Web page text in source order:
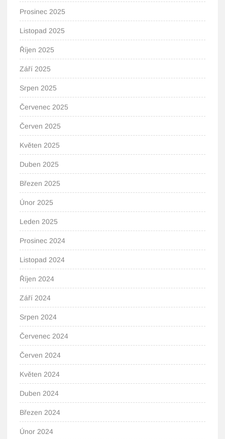
Prosinec 2025
Listopad 2025
Říjen 2025
Září 2025
Srpen 2025
Červenec 2025
Červen 2025
Květen 2025
Duben 2025
Březen 2025
Únor 2025
Leden 2025
Prosinec 2024
Listopad 2024
Říjen 2024
Září 2024
Srpen 2024
Červenec 2024
Červen 2024
Květen 2024
Duben 2024
Březen 2024
Únor 2024